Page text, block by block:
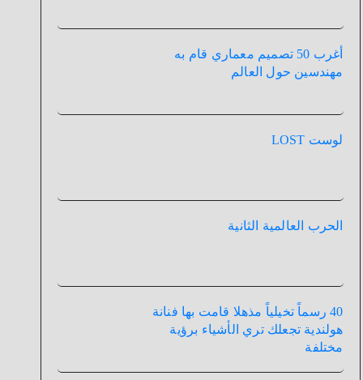
أغرب 50 تصميم معماري قام به
مهندسين حول العالم
لوست LOST
الحرب العالمية الثانية
40 رسماً تخيلياً مذهلا قامت بها فنانة
هولندية تجعلك تري الأشياء برؤية
مختلفة